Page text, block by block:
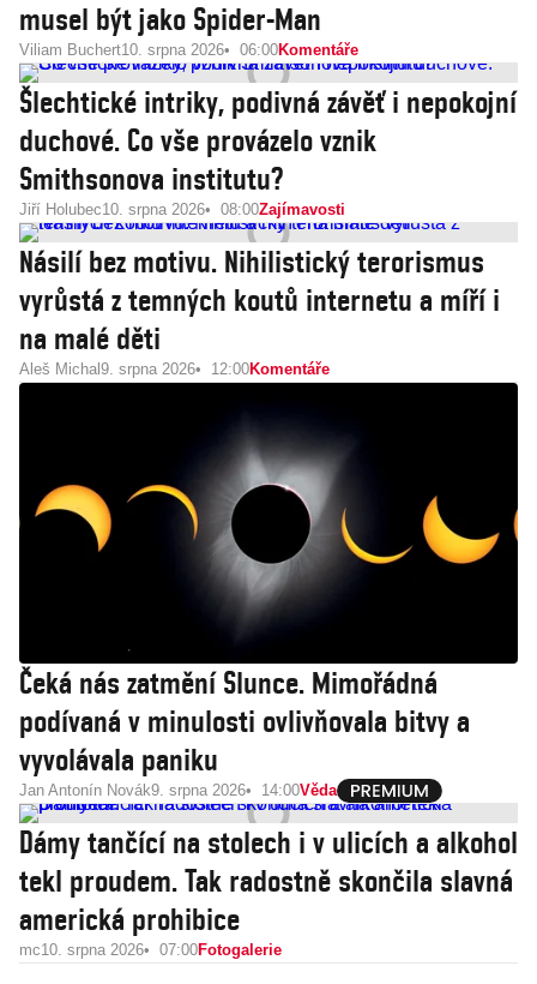
musel být jako Spider-Man
Viliam Buchert10. srpna 2026 06:00Komentáře
Šlechtické intriky, podivná závěť i nepokojní
duchové. Co vše provázelo vznik
Smithsonova institutu?
Jiří Holubec10. srpna 2026 08:00Zajímavosti
Násilí bez motivu. Nihilistický terorismus
vyrůstá z temných koutů internetu a míří i
na malé děti
Aleš Michal 9. srpna 2026 12:00Komentáře
Čeká nás zatmění Slunce. Mimořádná
podívaná v minulosti ovlivňovala bitvy a
vyvolávala paniku
Jan Antonín Novák9. srpna 2026 14:00Věda
Dámy tančící na stolech i v ulicích a alkohol
tekl proudem. Tak radostně skončila slavná
americká prohibice
mc10. srpna 2026 07:00Fotogalerie